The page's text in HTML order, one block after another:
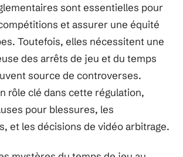
sont essentielles pour
et assurer une équité
Toutefois, elles nécessitent une
des arrêts de jeu et du temps
source de controverses.
rôle clé dans cette régulation,
pour blessures, les
et les décisions de vidéo arbitrage.